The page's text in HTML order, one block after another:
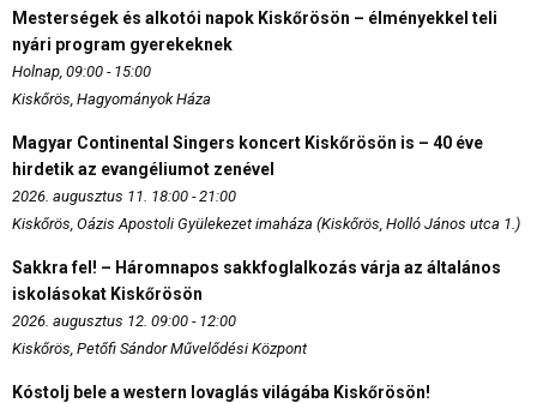
Mesterségek és alkotói napok Kiskőrösön – élményekkel teli
nyári program gyerekeknek
Holnap, 09:00 - 15:00
Kiskőrös, Hagyományok Háza
Magyar Continental Singers koncert Kiskőrösön is – 40 éve
hirdetik az evangéliumot zenével
2026. augusztus 11. 18:00 - 21:00
Kiskőrös, Oázis Apostoli Gyülekezet imaháza (Kiskőrös, Holló János utca 1.)
Sakkra fel! – Háromnapos sakkfoglalkozás várja az általános
iskolásokat Kiskőrösön
2026. augusztus 12. 09:00 - 12:00
Kiskőrös, Petőfi Sándor Művelődési Központ
Kóstolj bele a western lovaglás világába Kiskőrösön!